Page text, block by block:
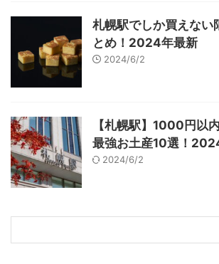
札幌駅でしか買えない
とめ！2024年最新
2024/6/2
【札幌駅】1000円以
最強お土産10選！
2024/6/2